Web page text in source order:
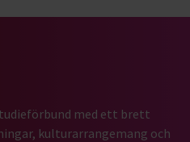
med ett brett
kulturarrangemang och